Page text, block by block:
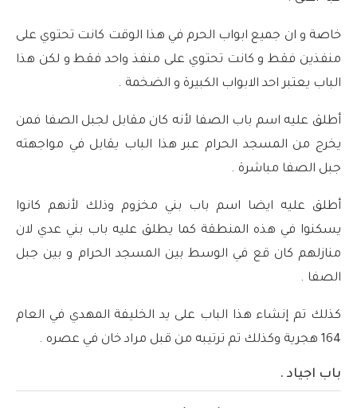
خاصة و ان جميع ابواب الحرم في هذا الوقت كانت تحتوي على
منفذين فقط و كانت تحتوي على منفذ واحد فقط و لكن هذا
الباب يعتبر احد الابواب الكبيرة و الضخمة .
أطلق عليه اسم باب الصفا لأنه كان مقابل لجبل الصفا فمن
يخرج من المسجد الحرام عبر هذا الباب يقابل في مواجهته
جبل الصفا مباشرة .
أطلق عليه ايضا اسم باب بني مخزوم وذلك لأنهم كانوا
يسكنوا في هذه المنطقة كما يطلق عليه باب بني عدي لان
منازلهم كان قع في الوسط بين المسجد الحرام و بين جبل
الصفا .
كذلك تم إنشاء هذا الباب على يد الخليفة المهدي في العام
164 هجرية وكذلك تم ترتيبه من قبل مراد خان في عصره .
باب اجياد .